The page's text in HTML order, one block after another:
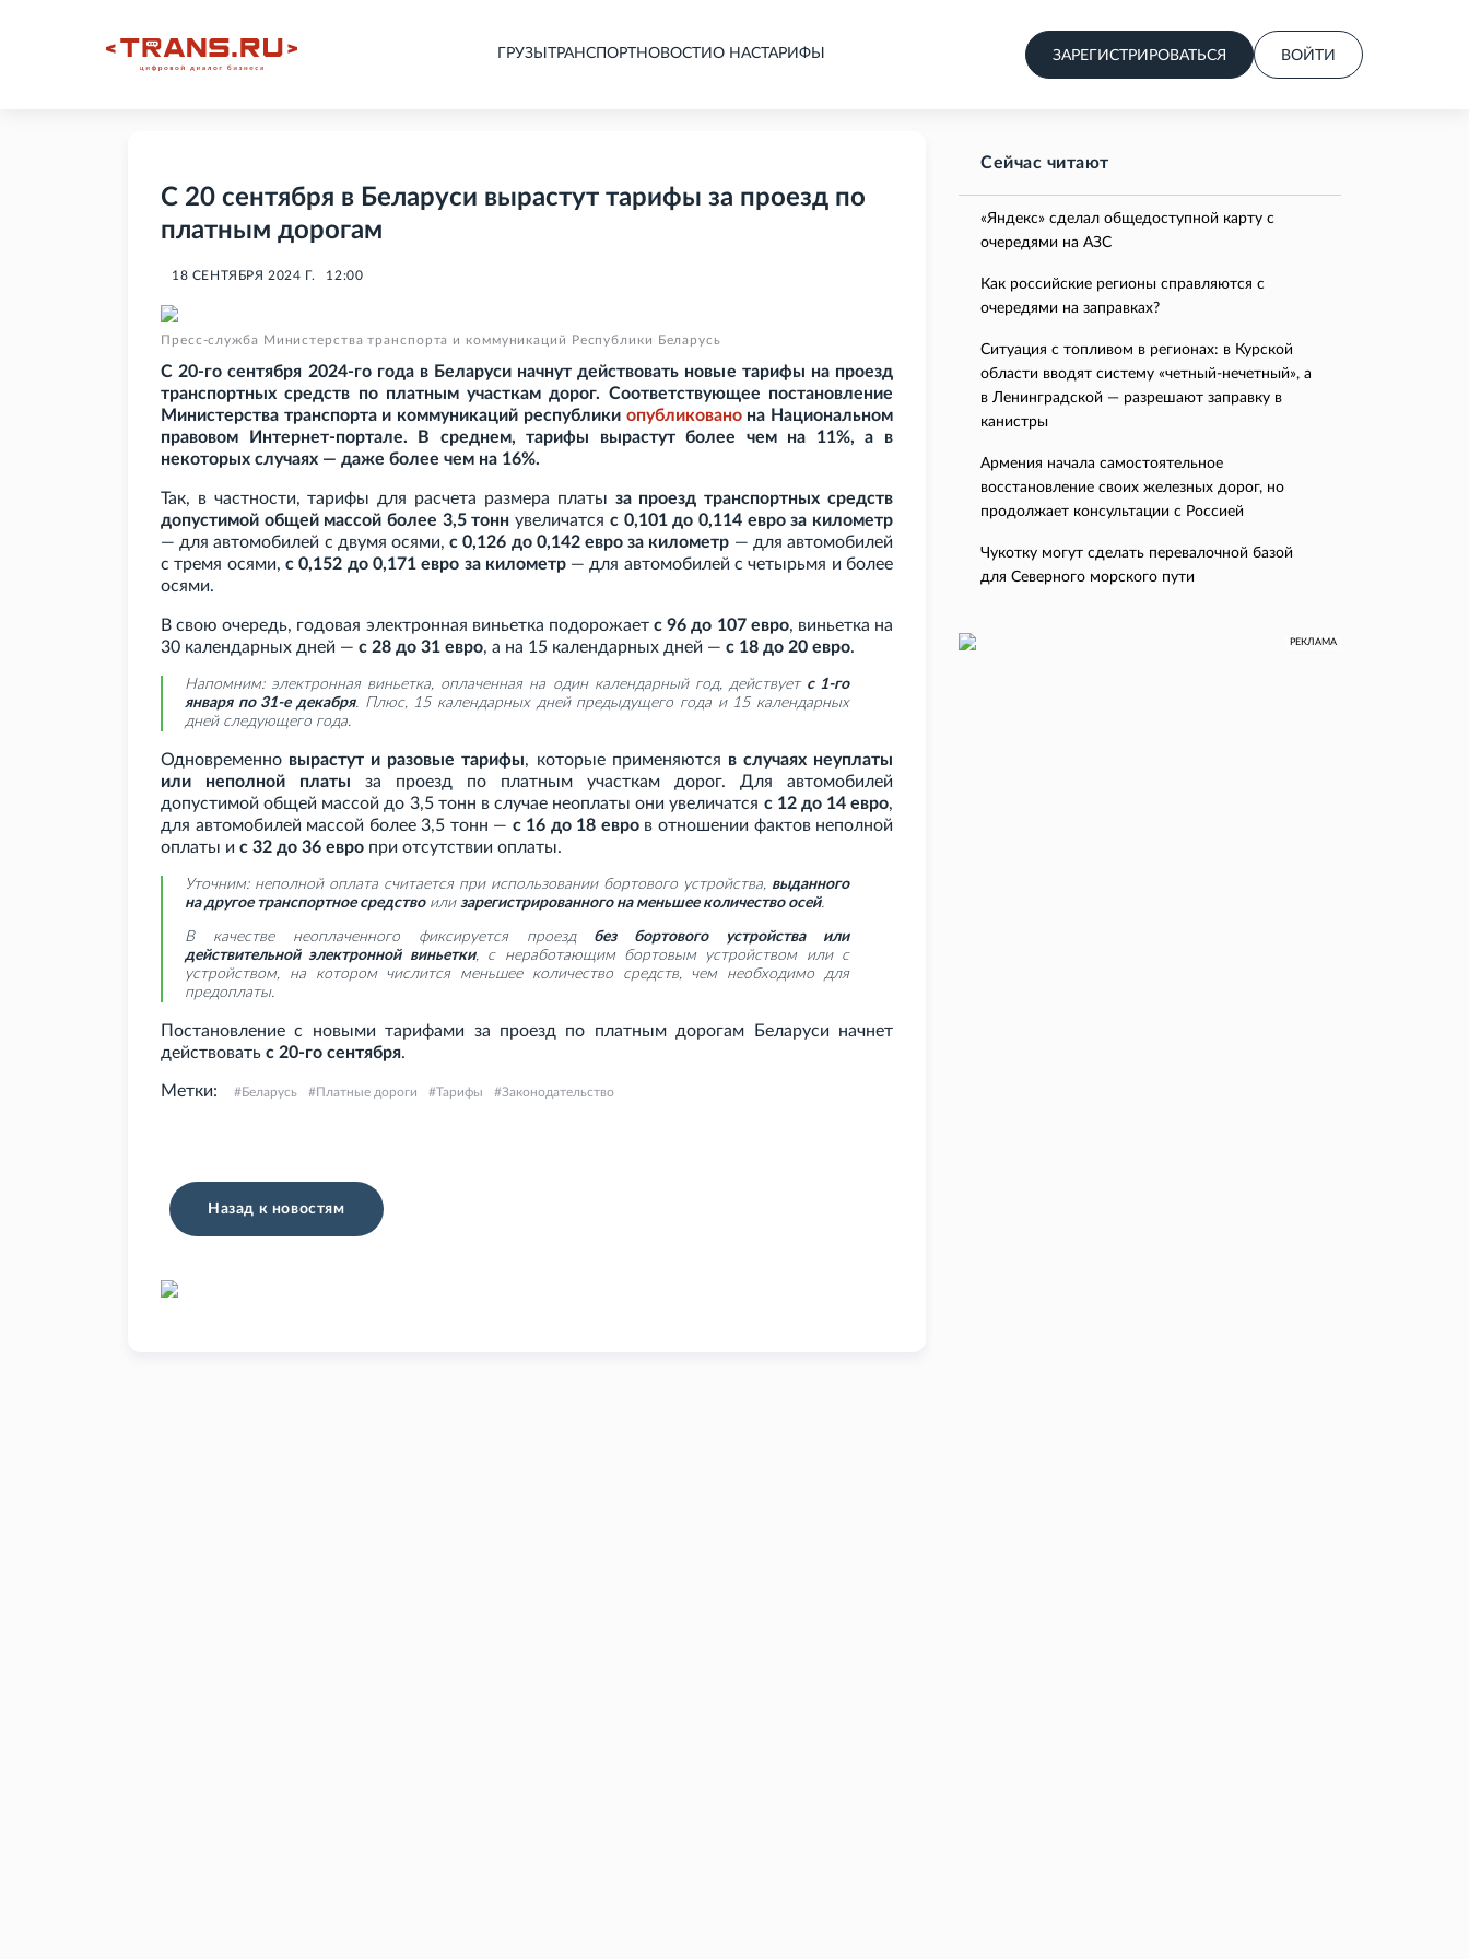
ГРУЗЫ ТРАНСПОРТНОВОСТИ О НАСТАРИФЫ ЗАРЕГИСТРИРОВАТЬСЯ ВОЙТИ
С 20 сентября в Беларуси вырастут тарифы за проезд по
платным дорогам
18 СЕНТЯБРЯ 2024 Г. 12:00
Пресс-служба Министерства транспорта и коммуникаций Республики Беларусь
С 20-го сентября 2024-го года в Беларуси начнут действовать новые тарифы на проезд
транспортных средств по платным участкам дорог. Соответствующее постановление
Министерства транспорта и коммуникаций республики опубликованона Национальном
правовом Интернет-портале. В среднем, тарифы вырастут более чем на 11%, а в
некоторых случаях — даже более чем на 16%.
Так, в частности, тарифы для расчета размера платы за проезд транспортных средств
допустимой общей массой более 3,5 тонн увеличатся с 0,101 до 0,114 евро за километр
— для автомобилей с двумя осями,с 0,126 до 0,142 евро за километр — для автомобилей
с тремя осями, с 0,152 до 0,171 евро за километр— для автомобилей с четырьмя и более
осями.
В свою очередь, годовая электронная виньетка подорожаетс 96 до 107 евро, виньетка на
30 календарных дней — с 28 до 31 евро, а на 15 календарных дней — с 18 до 20 евро.
Напомним: электронная виньетка, оплаченная на один календарный год, действует с 1-го
января по 31-е декабря. Плюс, 15 календарных дней предыдущего года и 15 календарных
дней следующего года.
Одновременно вырастут и разовые тарифы, которые применяются в случаях неуплаты
или неполной платы за проезд по платным участкам дорог. Для автомобилей
допустимой общей массой до 3,5 тонн в случае неоплаты они увеличатся с 12 до 14 евро,
для автомобилей массой более 3,5 тонн — с 16 до 18 евров отношении фактов неполной
оплаты и с 32 до 36 евро при отсутствии оплаты.
Уточним: неполной оплата считается при использовании бортового устройства, выданного
на другое транспортное средствоили зарегистрированного на меньшее количество осей.
В качестве неоплаченного фиксируется проезд без бортового устройства или
действительной электронной виньетки, с неработающим бортовым устройством или с
устройством, на котором числится меньшее количество средств, чем необходимо для
предоплаты.
Постановление с новыми тарифами за проезд по платным дорогам Беларуси начнет
действовать с 20-го сентября.
Метки: Беларусь Платные дороги Тарифы Законодательство
Назад к новостям
Сейчас читают
«Яндекс» сделал общедоступной карту с
очередями на АЗС
Как российские регионы справляются с
очередями на заправках?
Ситуация с топливом в регионах: в Курской
области вводят систему «четный-нечетный», а
в Ленинградской — разрешают заправку в
канистры
Армения начала самостоятельное
восстановление своих железных дорог, но
продолжает консультации с Россией
Чукотку могут сделать перевалочной базой
для Северного морского пути
РЕКЛАМА